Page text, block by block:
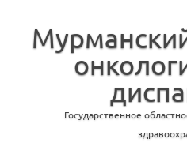
Государственное